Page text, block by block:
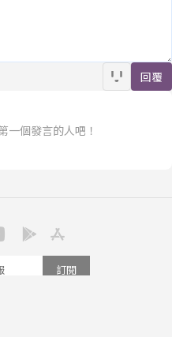
回覆
一個發言的人吧！
訂閱